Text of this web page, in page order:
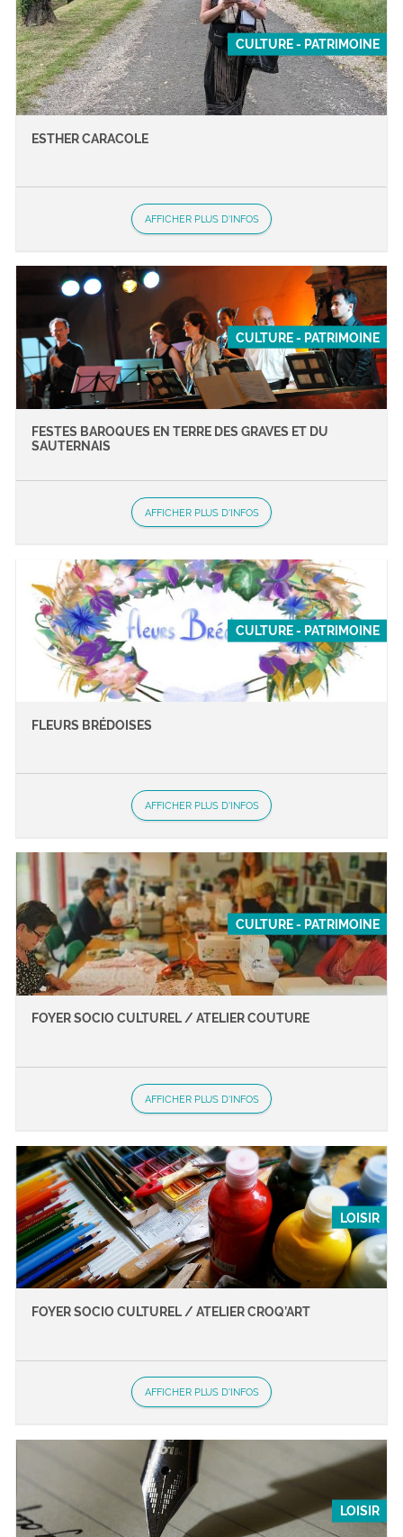
CULTURE - PATRIMOINE
ESTHER CARACOLE
AFFICHER PLUS D'INFOS
CULTURE - PATRIMOINE
FESTES BAROQUES EN TERRE DES GRAVES ET DU
SAUTERNAIS
AFFICHER PLUS D'INFOS
CULTURE - PATRIMOINE
FLEURS BRÉDOISES
AFFICHER PLUS D'INFOS
CULTURE - PATRIMOINE
FOYER SOCIO CULTUREL / ATELIER COUTURE
AFFICHER PLUS D'INFOS
LOISIR
FOYER SOCIO CULTUREL / ATELIER CROQ’ART
AFFICHER PLUS D'INFOS
LOISIR